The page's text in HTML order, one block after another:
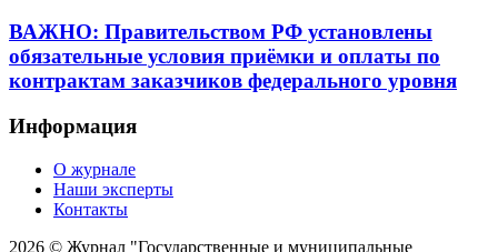
ВАЖНО: Правительством РФ установлены
обязательные условия приёмки и оплаты по
контрактам заказчиков федерального уровня
Информация
О журнале
Наши эксперты
Контакты
2026 © Журнал "Государственные и муниципальные